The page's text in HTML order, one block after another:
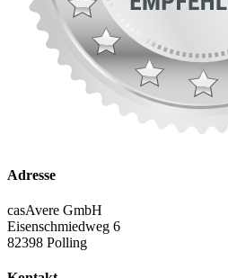
Adresse
casAvere GmbH
Eisenschmiedweg 6
82398 Polling